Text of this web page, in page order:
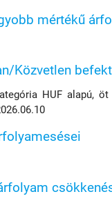
mértékű
Közvetlen
HUF alapú,